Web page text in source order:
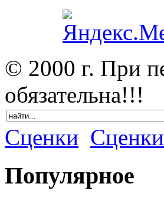
© 2000 г. При
обязательна!!!
Сценки
Популярное